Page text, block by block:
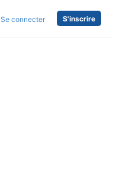
Se connecter S'inscrire